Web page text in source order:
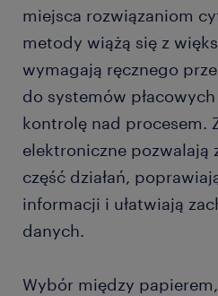
miejsca rozwiązaniom
metody wiążą się z
wymagają ręcznego
do systemów
kontrolę nad procesem.
elektroniczne pozwalają
część działań,
informacji i ułatwiają
danych.
Wybór między